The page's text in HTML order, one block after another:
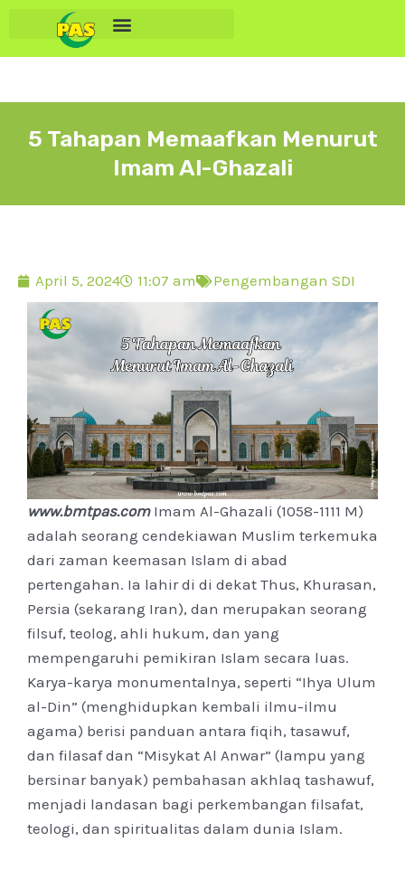
5 Tahapan Memaafkan Menurut
Imam Al-Ghazali
April 5, 2024 11:07 am Pengembangan SDI
www.bmtpas.comImam Al-Ghazali (1058-1111 M)
adalah seorang cendekiawan Muslim terkemuka
dari zaman keemasan Islam di abad
pertengahan. Ia lahir di di dekat Thus, Khurasan,
Persia (sekarang Iran), dan merupakan seorang
filsuf, teolog, ahli hukum, dan yang
mempengaruhi pemikiran Islam secara luas.
Karya-karya monumentalnya, seperti “Ihya Ulum
al-Din” (menghidupkan kembali ilmu-ilmu
agama) berisi panduan antara fiqih, tasawuf,
dan filasaf dan “Misykat Al Anwar” (lampu yang
bersinar banyak) pembahasan akhlaq tashawuf,
menjadi landasan bagi perkembangan filsafat,
teologi, dan spiritualitas dalam dunia Islam.